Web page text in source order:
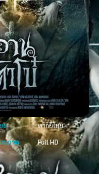
ง
พากย์ไทย
บภาพ
Full HD